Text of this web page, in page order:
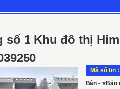
số 1 Khu đô thị
Mã số tin
Bán -